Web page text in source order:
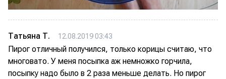
Татьяна Т. 12.08.2019 03:43
Пирог отличный получился, только корицы считаю, что
многовато. У меня посыпка аж немножко горчила,
посыпку надо было в 2 раза меньше делать. Но пирог